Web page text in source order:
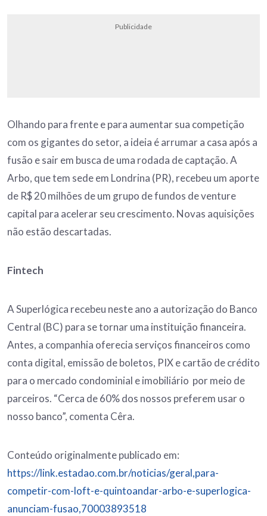
Publicidade
Olhando para frente e para aumentar sua competição
com os gigantes do setor, a ideia é arrumar a casa após a
fusão e sair em busca de uma rodada de captação. A
Arbo, que tem sede em Londrina (PR), recebeu um aporte
de R$ 20 milhões de um grupo de fundos de venture
capital para acelerar seu crescimento. Novas aquisições
não estão descartadas.
Fintech
A Superlógica recebeu neste ano a autorização do Banco
Central (BC) para se tornar uma instituição financeira.
Antes, a companhia oferecia serviços financeiros como
conta digital, emissão de boletos, PIX e cartão de crédito
para o mercado condominial e imobiliário por meio de
parceiros. “Cerca de 60% dos nossos preferem usar o
nosso banco”, comenta Cêra.
Conteúdo originalmente publicado em:
https://link.estadao.com.br/noticias/geral,para-
competir-com-loft-e-quintoandar-arbo-e-superlogica-
anunciam-fusao,70003893518